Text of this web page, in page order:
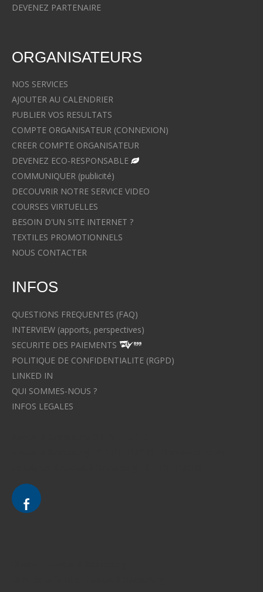
DEVENEZ PARTENAIRE
ORGANISATEURS
NOS SERVICES
AJOUTER AU CALENDRIER
PUBLIER VOS RESULTATS
COMPTE ORGANISATEUR (CONNEXION)
CREER COMPTE ORGANISATEUR
DEVENEZ ECO-RESPONSABLE
COMMUNIQUER (publicité)
DECOUVRIR NOTRE SERVICE VIDEO
COURSES VIRTUELLES
BESOIN D'UN SITE INTERNET ?
TEXTILES PROMOTIONNELS
NOUS CONTACTER
INFOS
QUESTIONS FREQUENTES (FAQ)
INTERVIEW (apports, perspectives)
SECURITE DES PAIEMENTS
POLITIQUE DE CONFIDENTIALITE (RGPD)
LINKED IN
QUI SOMMES-NOUS ?
INFOS LEGALES